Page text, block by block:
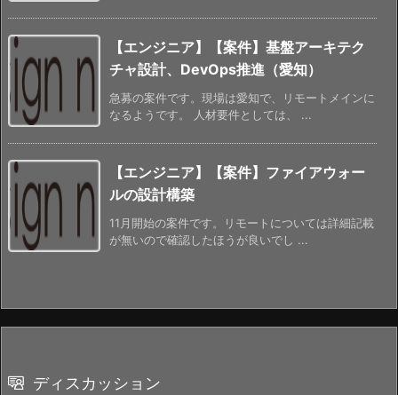
【エンジニア】【案件】基盤アーキテク
チャ設計、DevOps推進（愛知）
急募の案件です。現場は愛知で、リモートメインに
なるようです。 人材要件としては、 ...
【エンジニア】【案件】ファイアウォー
ルの設計構築
11月開始の案件です。リモートについては詳細記載
が無いので確認したほうが良いでし ...
ディスカッション